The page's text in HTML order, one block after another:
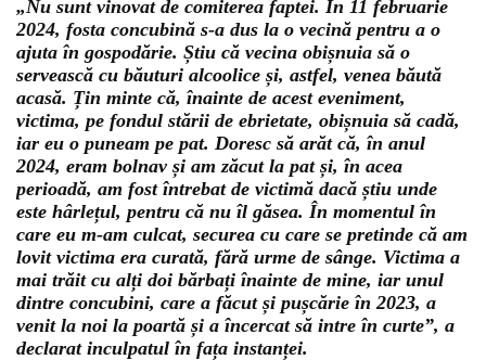
„Nu sunt vinovat de comiterea faptei. În 11 februarie
2024, fosta concubină s-a dus la o vecină pentru a o
ajuta în gospodărie. Știu că vecina obișnuia să o
servească cu băuturi alcoolice și, astfel, venea băută
acasă. Țin minte că, înainte de acest eveniment,
victima, pe fondul stării de ebrietate, obișnuia să cadă,
iar eu o puneam pe pat. Doresc să arăt că, în anul
2024, eram bolnav și am zăcut la pat și, în acea
perioadă, am fost întrebat de victimă dacă știu unde
este hârlețul, pentru că nu îl găsea. În momentul în
care eu m-am culcat, securea cu care se pretinde că am
lovit victima era curată, fără urme de sânge. Victima a
mai trăit cu alți doi bărbați înainte de mine, iar unul
dintre concubini, care a făcut și pușcărie în 2023, a
venit la noi la poartă și a încercat să intre în curte”, a
declarat inculpatul în fața instanței.